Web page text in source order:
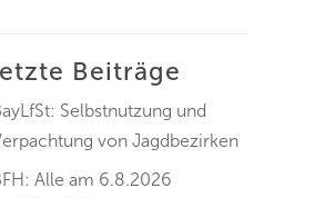
Beiträge
Selbstnutzung und
von Jagdbezirken
Alle am 6.8.2026